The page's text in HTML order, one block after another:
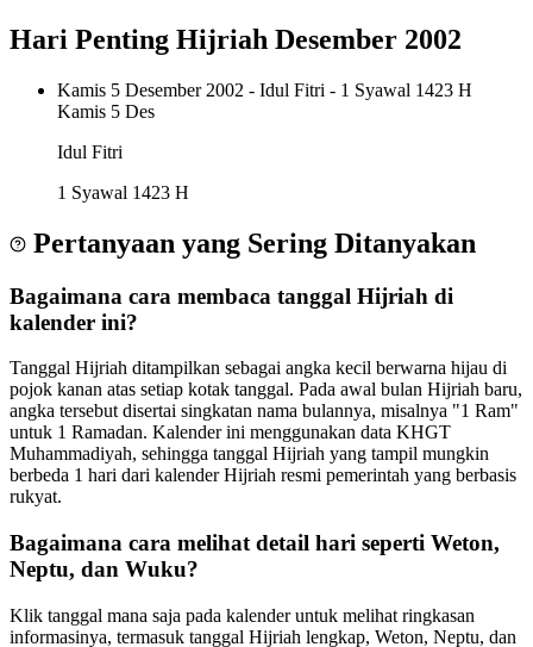
Hari Penting Hijriah Desember 2002
Kamis 5 Desember 2002 - Idul Fitri - 1 Syawal 1423 H
Kamis 5 Des
Idul Fitri
1 Syawal 1423 H
Pertanyaan yang Sering Ditanyakan
Bagaimana cara membaca tanggal Hijriah di
kalender ini?
Tanggal Hijriah ditampilkan sebagai angka kecil berwarna hijau di
pojok kanan atas setiap kotak tanggal. Pada awal bulan Hijriah baru,
angka tersebut disertai singkatan nama bulannya, misalnya "1 Ram"
untuk 1 Ramadan. Kalender ini menggunakan data KHGT
Muhammadiyah, sehingga tanggal Hijriah yang tampil mungkin
berbeda 1 hari dari kalender Hijriah resmi pemerintah yang berbasis
rukyat.
Bagaimana cara melihat detail hari seperti Weton,
Neptu, dan Wuku?
Klik tanggal mana saja pada kalender untuk melihat ringkasan
informasinya, termasuk tanggal Hijriah lengkap, Weton, Neptu, dan